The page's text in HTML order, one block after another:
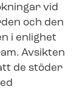
vid
och den
i enlighet
Avsikten
de stöder